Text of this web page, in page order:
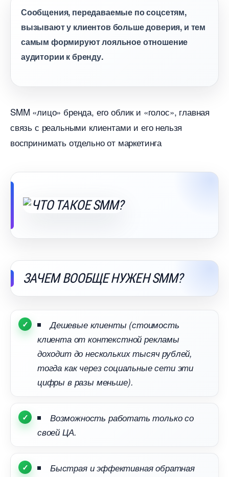
Сообщения, передаваемые по соцсетям,
ызывают у клиентов больше доверия, и тем
самым формируют лояльное отношение
аудитории к бренду.
SMM «лицо» бренда, его облик и «голос», главная
связь с реальными клиентами и его нельзя
оспринимать отдельно от маркетинга
ЗАЧЕМ ВООБЩЕ НУЖЕН SMM?
Дешевые клиенты (стоимость
клиента от контекстной рекламы
доходит до нескольких тысяч рублей,
тогда как через социальные сети эти
цифры в разы меньше).
озможность работать только со
своей ЦА.
Быстрая и эффективная обратная